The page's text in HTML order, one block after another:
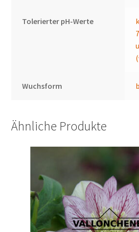
Tolerierter pH-Werte
Wuchsform
Ähnliche Produkte